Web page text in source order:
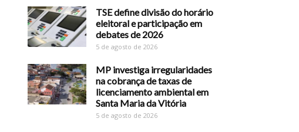
TSE define divisão do horário
eleitoral e participação em
debates de 2026
5 de agosto de 2026
MP investiga irregularidades
na cobrança de taxas de
licenciamento ambiental em
Santa Maria da Vitória
5 de agosto de 2026